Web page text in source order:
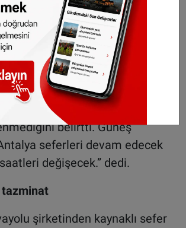
Hague, Eindhoven Havalimanı
Münster / Osnabrück
açıkladı.
açıklamasında, Pegasus hava
aktarmalı seferleri
nedenle Schiphol’de yaşanan
belirtti. Güneş
seferleri devam edecek
değişecek.” dedi.
şirketinden kaynaklı sefer